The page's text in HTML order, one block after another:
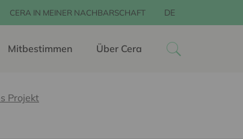
CERA IN MEINER NACHBARSCHAFT DE
Mitbestimmen Über Cera
Projekt